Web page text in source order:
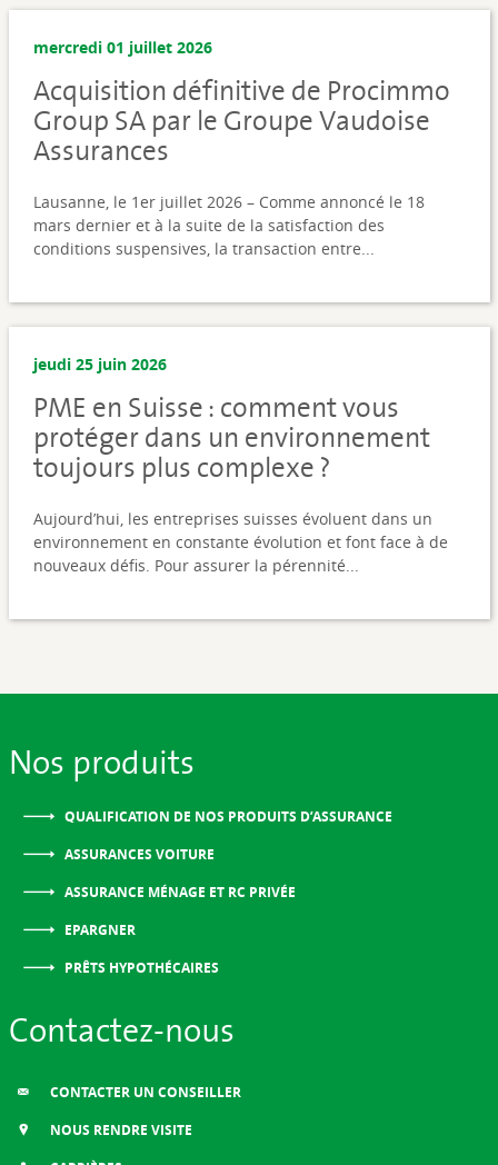
mercredi 01 juillet 2026
Acquisition définitive de Procimmo
Group SA par le Groupe Vaudoise
Assurances
Lausanne, le 1er juillet 2026 – Comme annoncé le 18
mars dernier et à la suite de la satisfaction des
conditions suspensives, la transaction entre...
jeudi 25 juin 2026
PME en Suisse : comment vous
protéger dans un environnement
toujours plus complexe ?
Aujourd’hui, les entreprises suisses évoluent dans un
environnement en constante évolution et font face à de
nouveaux défis. Pour assurer la pérennité...
Nos produits
QUALIFICATION DE NOS PRODUITS D’ASSURANCE
ASSURANCES VOITURE
ASSURANCE MÉNAGE ET RC PRIVÉE
EPARGNER
PRÊTS HYPOTHÉCAIRES
Contactez-nous
CONTACTER UN CONSEILLER
NOUS RENDRE VISITE